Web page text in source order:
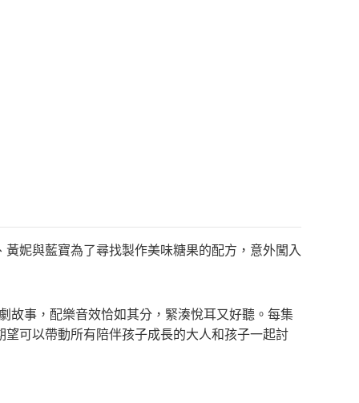
妮與藍寶為了尋找製作美味糖果的配方，意外闖入
故事，配樂音效恰如其分，緊湊悅耳又好聽。每集
可以帶動所有陪伴孩子成長的大人和孩子一起討